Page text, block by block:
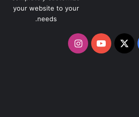
your website to your
needs.
فيسبوك
‫X
‫YouTubeانستقرام